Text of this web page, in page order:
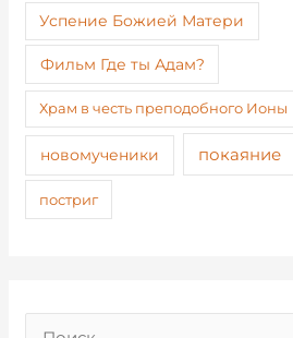
Успение Божией Матери
Фильм Где ты Адам?
Храм в честь преподобного Ионы
новомученики покаяние
постриг